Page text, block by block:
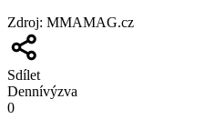
Zdroj: MMAMAG.cz
Sdílet
Dennívýzva
0